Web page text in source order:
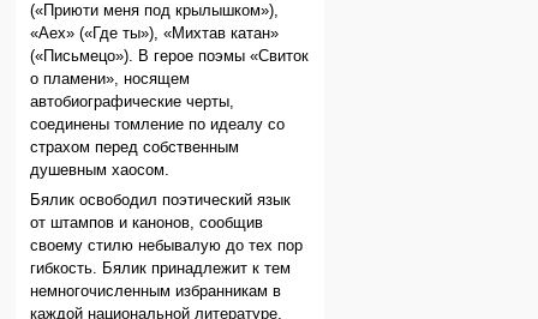
(«Приюти меня под крылышком»),
«Аех» («Где ты»), «Михтав катан»
(«Письмецо»). В герое поэмы «Свиток
о пламени», носящем
автобиографические черты,
соединены томление по идеалу со
страхом перед собственным
душевным хаосом.
Бялик освободил поэтический язык
от штампов и канонов, сообщив
своему стилю небывалую до тех пор
гибкость. Бялик принадлежит к тем
немногочисленным избранникам в
каждой национальной литературе,